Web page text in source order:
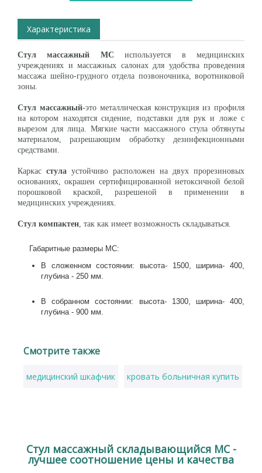
Характеристика
Стул массажный МС используется в медицинских
учреждениях и массажных салонах для удобства проведения
массажа шейно-грудного отдела позвоночника, воротниковой
зоны.
Стул массажный-это металлическая конструкция из профиля
на котором находятся сидение, подставки для рук и ложе с
вырезом для лица. Мягкие части массажного стула обтянуты
материалом, разрешающим обработку дезинфекционными
средствами.
Каркас стула устойчиво расположен на двух прорезиновых
основаниях, окрашен сертифицированной нетоксичной белой
порошковой краской, разрешеной в применении в
медицинских учреждениях.
Стул компактен, так как имеет возможность складываться.
Габаритные размеры МС:
В сложенном состоянии: высота- 1500, ширина- 400,
глубина - 250 мм.
В собранном состоянии: высота- 1300, ширина- 400,
глубина - 900 мм.
Смотрите также
медицинский шкафчик кровать больничная купить
Стул массажный складывающийся МС -
лучшее соотношение цены и качества